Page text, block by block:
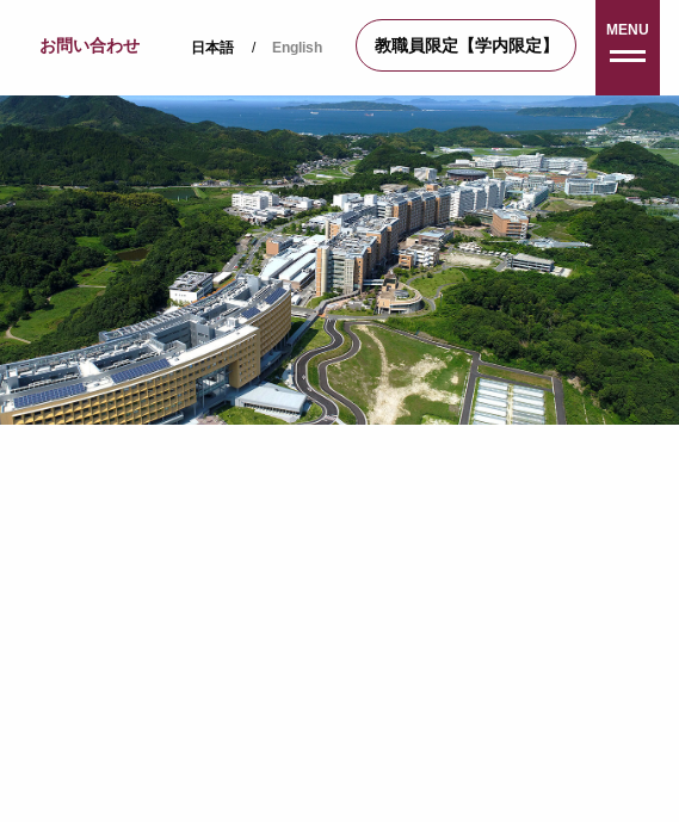
お問い合わせ 日本語 / English 教職員限定【学内限定】
MENU